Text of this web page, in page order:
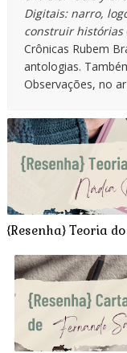
Digitais: narro,
construir histórias
Crônicas Rubem
antologias.
Observações, no
{Resenha} Teoria